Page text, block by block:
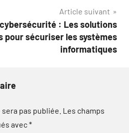
Article suivant
: Les solutions
pour sécuriser les systèmes
informatiques
pas publiée. Les champs
avec*